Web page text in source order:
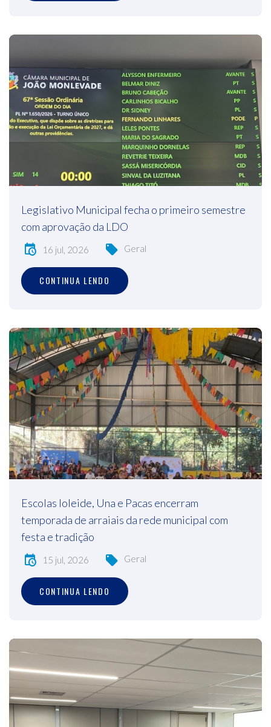
Legislativo Municipal fecha o primeiro semestre
com aprovação da LDO
16 jul, 2026 Geral
CONTINUA LENDO
Escolas Ioleide, Una e Pacas encerram
temporada de arraiais da rede municipal com
festa e tradição
15 jul, 2026 Geral
CONTINUA LENDO